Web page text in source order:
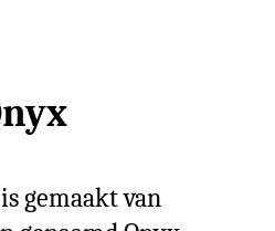
is gemaakt van